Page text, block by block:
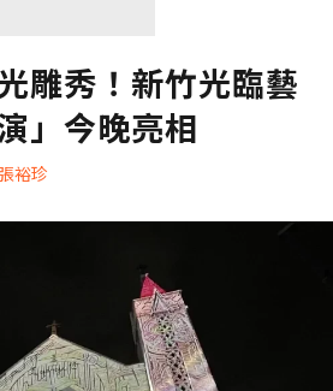
雕秀！新竹光臨藝
」今晚亮相
裕珍